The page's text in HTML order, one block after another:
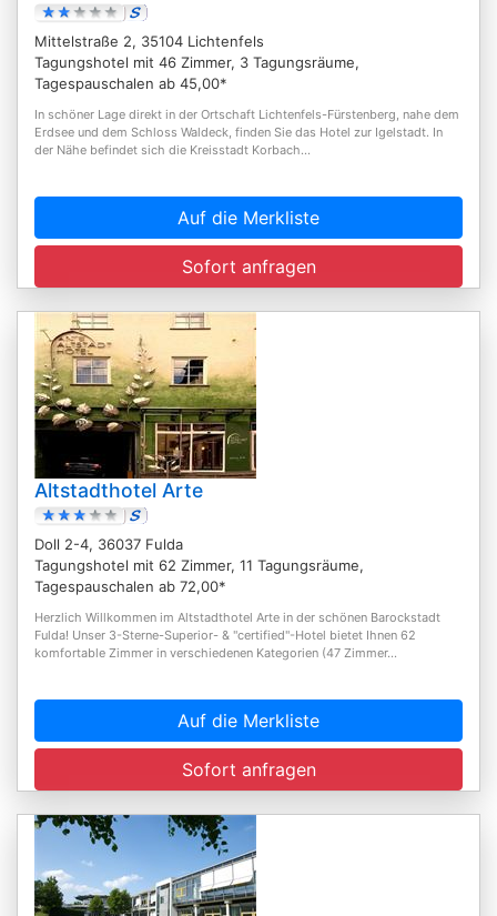
Mittelstraße 2, 35104 Lichtenfels
Tagungshotel mit 46 Zimmer, 3 Tagungsräume,
Tagespauschalen ab 45,00*
In schöner Lage direkt in der Ortschaft Lichtenfels-Fürstenberg, nahe dem
Erdsee und dem Schloss Waldeck, finden Sie das Hotel zur Igelstadt. In
der Nähe befindet sich die Kreisstadt Korbach...
Auf die Merkliste
Sofort anfragen
Altstadthotel Arte
Doll 2-4, 36037 Fulda
Tagungshotel mit 62 Zimmer, 11 Tagungsräume,
Tagespauschalen ab 72,00*
Herzlich Willkommen im Altstadthotel Arte in der schönen Barockstadt
Fulda! Unser 3-Sterne-Superior- & "certified"-Hotel bietet Ihnen 62
komfortable Zimmer in verschiedenen Kategorien (47 Zimmer...
Auf die Merkliste
Sofort anfragen